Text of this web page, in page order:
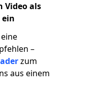
Video als
–
zum
aus einem